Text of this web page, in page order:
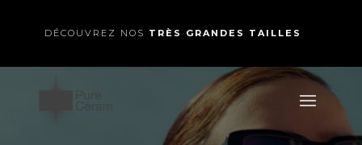
DÉCOUVREZ NOS TRÈS GRANDES TAILLES